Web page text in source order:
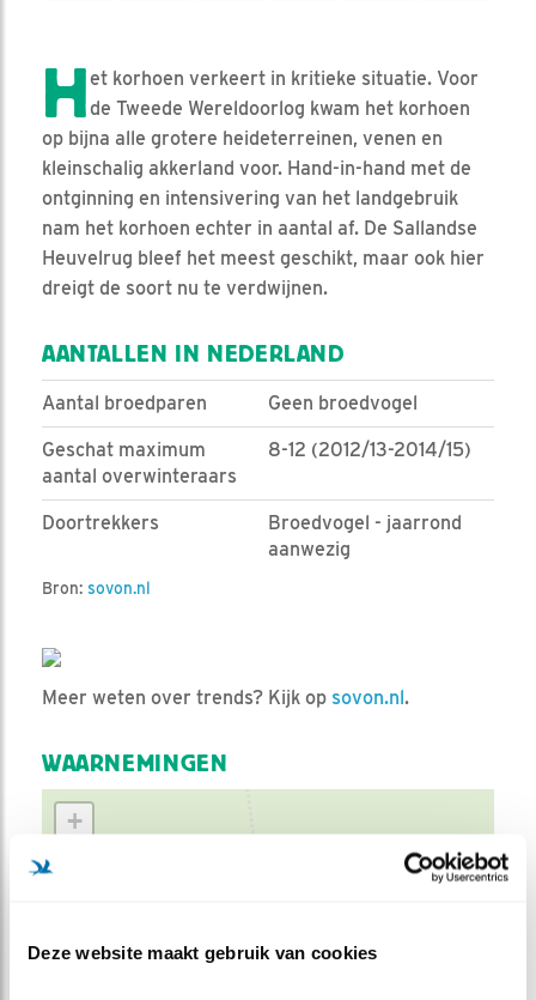
Deze website maakt gebruik van cookies
Het korhoen verkeert in kritieke situatie. Voor
de Tweede Wereldoorlog kwam het korhoen
op bijna alle grotere heideterreinen, venen en
kleinschalig akkerland voor. Hand-in-hand met de
ontginning en intensivering van het landgebruik
nam het korhoen echter in aantal af. De Sallandse
Heuvelrug bleef het meest geschikt, maar ook hier
dreigt de soort nu te verdwijnen.
AANTALLEN IN NEDERLAND
Aantal broedparen Geen broedvogel
Geschat maximum
aantal overwinteraars
8-12 (2012/13-2014/15)
Doortrekkers
Broedvogel - jaarrond
aanwezig
Bron: sovon.nl
Meer weten over trends? Kijk op sovon.nl.
WAARNEMINGEN
+